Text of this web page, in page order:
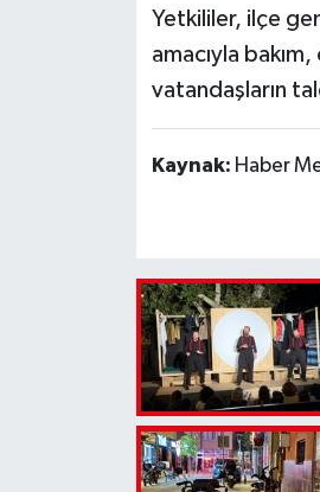
Yetkililer, ilçe
amacıyla
vatandaşların
Kaynak: Haber